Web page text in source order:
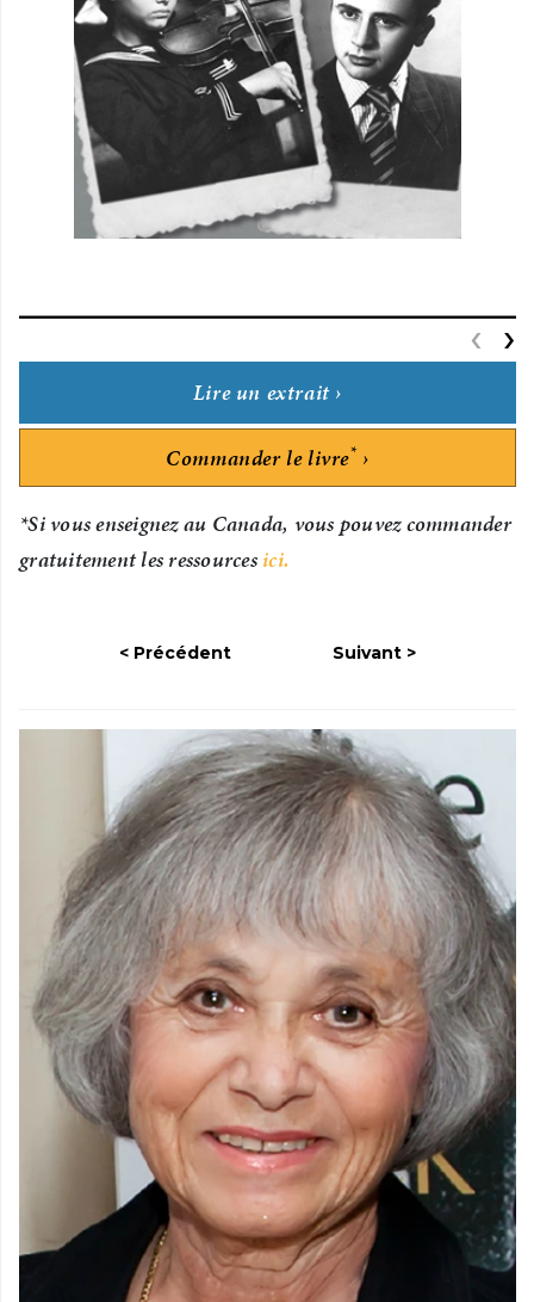
‹ ›
Lire un extrait
Commander le livre*
*Si vous enseignez au Canada, vous pouvez commander
gratuitement les ressources ici.
Précédent Suivant